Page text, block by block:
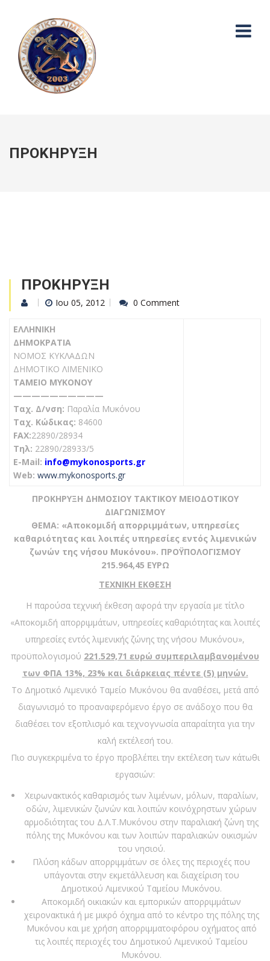
ΠΡΟΚΗΡΥΞΗ
ΠΡΟΚΗΡΥΞΗ
Ιου 05, 2012 0 Comment
ΕΛΛΗΝΙΚΗ
ΔΗΜΟΚΡΑΤΙΑ
ΝΟΜΟΣ ΚΥΚΛΑΔΩΝ
ΔΗΜΟΤΙΚΟ ΛΙΜΕΝΙΚΟ
ΤΑΜΕΙΟ ΜΥΚΟΝΟΥ
——————————
Ταχ. Δ/νση: Παραλία Μυκόνου
Tαχ. Κώδικας: 84600
FAX:22890/28934
Τηλ: 22890/28933/5
E-Mail: info@mykonosports.gr
Web:www.mykonosports.gr
ΠΡΟΚΗΡΥΞΗ ΔΗΜΟΣΙΟΥ ΤΑΚΤΙΚΟΥ ΜΕΙΟΔΟΤΙΚΟΥ
ΔΙΑΓΩΝΙΣΜΟΥ
ΘΕΜΑ: «Αποκομιδή απορριμμάτων, υπηρεσίες
καθαριότητας και λοιπές υπηρεσίες εντός λιμενικών
ζωνών της νήσου Μυκόνου». ΠΡΟΫΠΟΛΟΓΙΣΜΟΥ
215.964,45 ΕΥΡΩ
ΤΕΧΝΙΚΗ ΕΚΘΕΣΗ
Η παρούσα τεχνική έκθεση αφορά την εργασία με τίτλο
«Αποκομιδή απορριμμάτων, υπηρεσίες καθαριότητας και λοιπές
υπηρεσίες εντός λιμενικής ζώνης της νήσου Μυκόνου»,
προϋπολογισμού 221.529,71 ευρώ συμπεριλαμβανομένου
των ΦΠΑ 13%, 23% και διάρκειας πέντε (5) μηνών.
Το Δημοτικό Λιμενικό Ταμείο Μυκόνου θα αναθέσει, μετά από
διαγωνισμό το προαναφερόμενο έργο σε ανάδοχο που θα
διαθέσει τον εξοπλισμό και τεχνογνωσία απαραίτητα για την
καλή εκτέλεσή του.
Πιο συγκεκριμένα το έργο προβλέπει την εκτέλεση των κάτωθι
εργασιών:
Χειρωνακτικός καθαρισμός των λιμένων, μόλων, παραλίων,
οδών, λιμενικών ζωνών και λοιπών κοινόχρηστων χώρων
αρμοδιότητας του Δ.Λ.Τ.Μυκόνου στην παραλιακή ζώνη της
πόλης της Μυκόνου και των λοιπών παραλιακών οικισμών
του νησιού.
Πλύση κάδων απορριμμάτων σε όλες της περιοχές που
υπάγονται στην εκμετάλλευση και διαχείριση του
Δημοτικού Λιμενικού Ταμείου Μυκόνου.
Αποκομιδή οικιακών και εμπορικών απορριμμάτων
χειρονακτικά ή με μικρό όχημα από το κέντρο της πόλης της
Μυκόνου και με χρήση απορριμματοφόρου οχήματος από
τις λοιπές περιοχές του Δημοτικού Λιμενικού Ταμείου
Μυκόνου.